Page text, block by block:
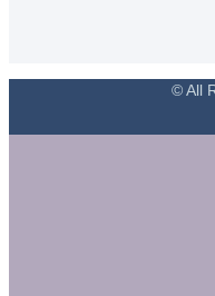
© All